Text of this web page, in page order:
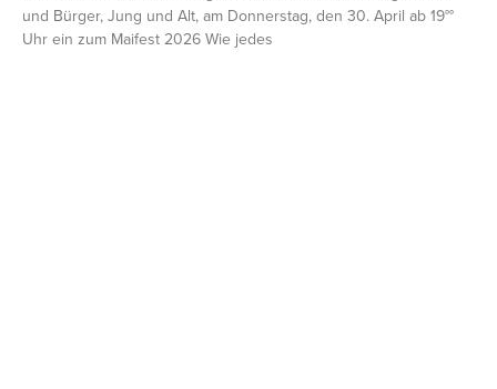
und Bürger, Jung und Alt, am Donnerstag, den 30. April ab 19°°
Uhr ein zum Maifest 2026 Wie jedes